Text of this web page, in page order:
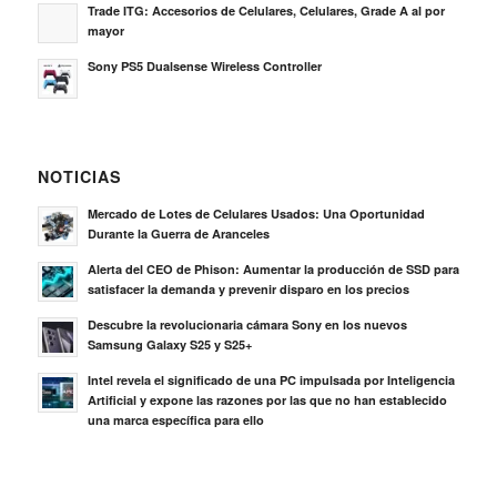
Trade ITG: Accesorios de Celulares, Celulares, Grade A al por
mayor
Sony PS5 Dualsense Wireless Controller
NOTICIAS
Mercado de Lotes de Celulares Usados: Una Oportunidad
Durante la Guerra de Aranceles
Alerta del CEO de Phison: Aumentar la producción de SSD para
satisfacer la demanda y prevenir disparo en los precios
Descubre la revolucionaria cámara Sony en los nuevos
Samsung Galaxy S25 y S25+
Intel revela el significado de una PC impulsada por Inteligencia
Artificial y expone las razones por las que no han establecido
una marca específica para ello